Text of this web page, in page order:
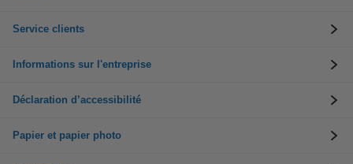
Service clients
Informations sur l'entreprise
Déclaration d’accessibilité
Papier et papier photo